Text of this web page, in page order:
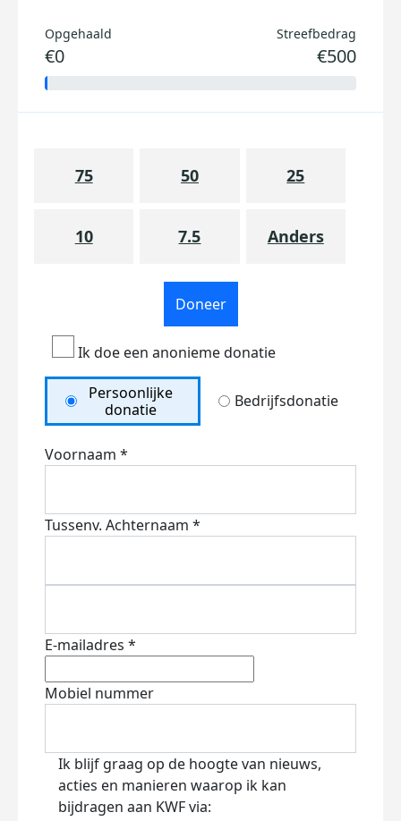
Opgehaald
€0
Streefbedrag
€500
75 50 25
10 7.5 Anders
Doneer
Ik doe een anonieme donatie
Persoonlijke
donatie
Bedrijfsdonatie
Voornaam *
Tussenv. Achternaam *
E-mailadres *
Mobiel nummer
Ik blijf graag op de hoogte van nieuws,
acties en manieren waarop ik kan
bijdragen aan KWF via: